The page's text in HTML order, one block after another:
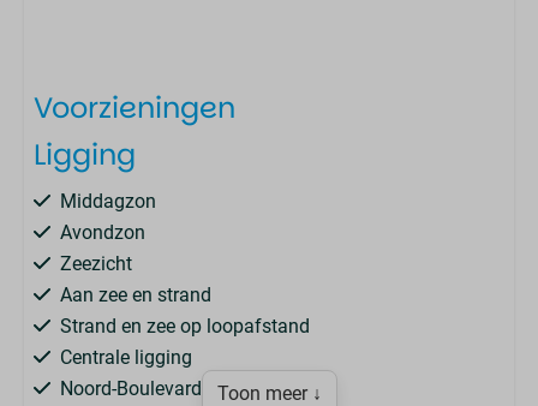
Voorzieningen
Ligging
Middagzon
Avondzon
Zeezicht
Aan zee en strand
Strand en zee op loopafstand
Centrale ligging
Noord-Boulevard
Toon meer ↓